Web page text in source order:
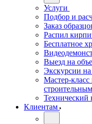
Услуги
Подбор и
Заказ
Распил
Бесплатное
Выезд на
Экскурсии
Мастер-класс
Технический
Клиентам